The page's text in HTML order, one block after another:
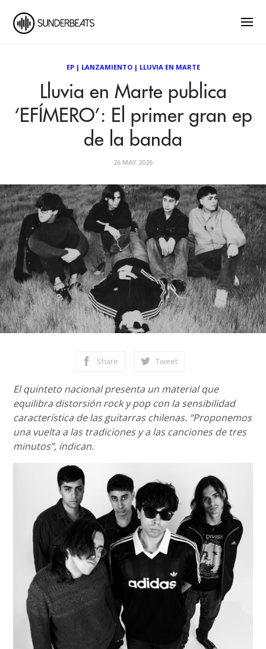
EP| LANZAMIENTO| LLUVIA EN MARTE
Lluvia en Marte publica
‘EFÍMERO’: El primer gran ep
de la banda
26 MAY 2026
Share Tweet
El quinteto nacional presenta un material que
equilibra distorsión rock y pop con la sensibilidad
característica de las guitarras chilenas. “Proponemos
una vuelta a las tradiciones y a las canciones de tres
minutos”, indican.